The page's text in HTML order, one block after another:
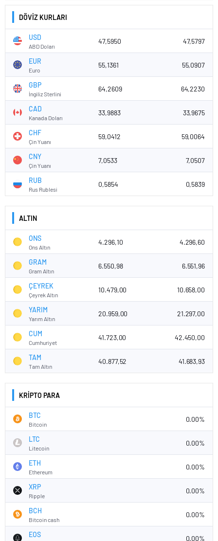
DÖVİZ KURLARI
USD
ABD Doları
47,5950 47,5797
EUR
Euro
55,1361 55,0907
GBP
İngiliz Sterlini
64,2609 64,2230
CAD
Kanada Doları
33,9883 33,9675
CHF
Çin Yuanı
59,0412 59,0064
CNY
Çin Yuanı
7,0533 7,0507
RUB
Rus Rublesi
0,5854 0,5839
ALTIN
ONS
Ons Altın
4.296,10 4.296,60
GRAM
Gram Altın
6.550,98 6.551,96
ÇEYREK
Çeyrek Altın
10.479,00 10.658,00
YARIM
Yarım Altın
20.959,00 21.297,00
CUM
Cumhuriyet
41.723,00 42.450,00
TAM
Tam Altın
40.877,52 41.683,93
KRİPTO PARA
BTC
Bitcoin
0.00%
LTC
Litecoin
0.00%
ETH
Ethereum
0.00%
XRP
Ripple
0.00%
BCH
Bitcoin cash
0.00%
EOS 0.00%